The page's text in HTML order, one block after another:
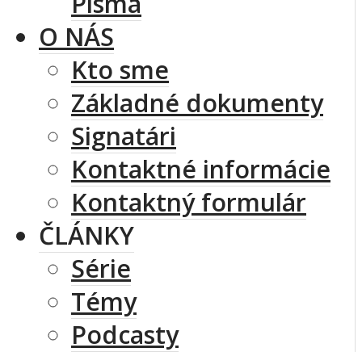
O NÁS
Kto sme
Základné dokumenty
Signatári
Kontaktné informácie
Kontaktný formulár
ČLÁNKY
Série
Témy
Podcasty